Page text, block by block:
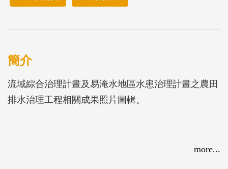
簡介
流域綜合治理計畫及易淹水地區水患治理計畫之農田
排水治理工程相關成果照片圖輯。
more...